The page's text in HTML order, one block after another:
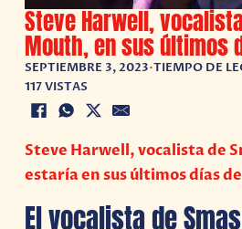
Steve Harwell,
Mouth, en sus últimos
SEPTIEMBRE 3, 2023•TIEMPO DE
117 VISTAS
Steve Harwell, vocalista de
estaría en sus últimos días
El vocalista de